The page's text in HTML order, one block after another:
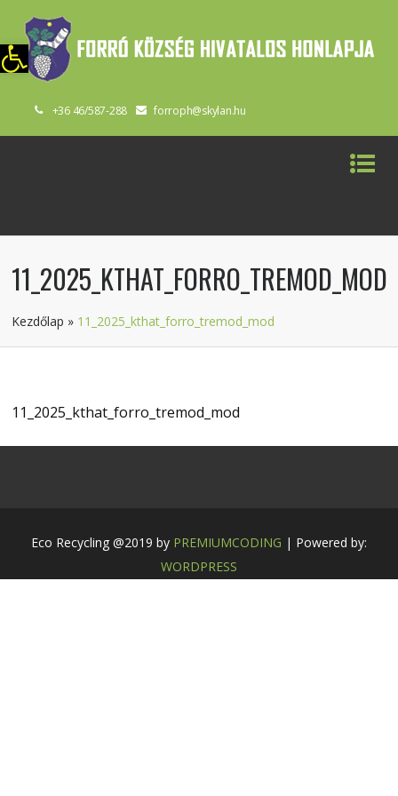
Eszköztár megnyitása
+36 46/587-288 forroph@skylan.hu
11_2025_KTHAT_FORRO_TREMOD_MOD
Kezdőlap » 11_2025_kthat_forro_tremod_mod
11_2025_kthat_forro_tremod_mod
Eco Recycling @2019 by PREMIUMCODING | Powered by:
WORDPRESS